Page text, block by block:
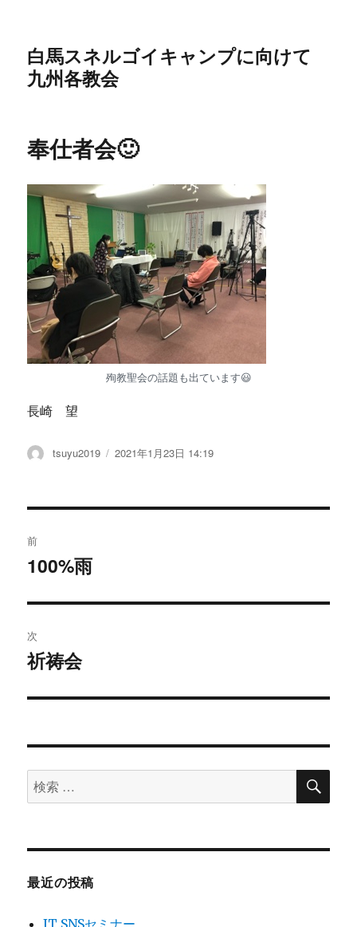
白馬スネルゴイキャンプに向けて
九州各教会
奉仕者会🙂
殉教聖会の話題も出ています😃
長崎 望
投
tsuyu2019
投
2021年1月23日 14:19
稿
ビ
ゲ
ー
ン
前
過
の
投
稿:
100%雨
次
次
投
祈祷会
検
索
象:
検
最近の投稿
IT SNSセミナー